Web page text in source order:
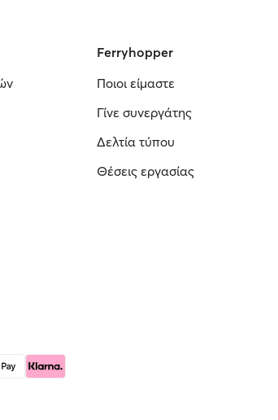
Ferryhopper
Ποιοι είμαστε
Γίνε συνεργάτης
Δελτία τύπου
Θέσεις εργασίας